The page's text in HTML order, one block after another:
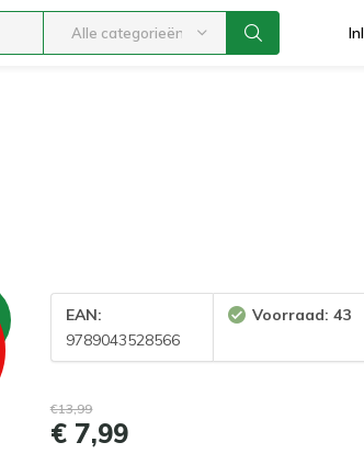
Alle categorieën
EAN:
9789043528566
Voorraad: 43
€13,99
€ 7,99